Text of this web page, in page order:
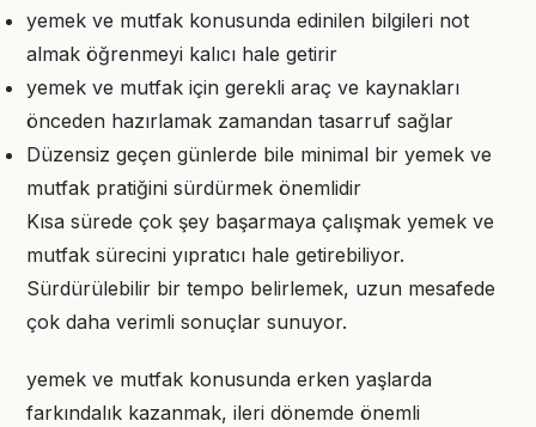
yemek ve mutfak konusunda edinilen bilgileri not
almak öğrenmeyi kalıcı hale getirir
yemek ve mutfak için gerekli araç ve kaynakları
önceden hazırlamak zamandan tasarruf sağlar
Düzensiz geçen günlerde bile minimal bir yemek ve
mutfak pratiğini sürdürmek önemlidir
Kısa sürede çok şey başarmaya çalışmak yemek ve
mutfak sürecini yıpratıcı hale getirebiliyor.
Sürdürülebilir bir tempo belirlemek, uzun mesafede
çok daha verimli sonuçlar sunuyor.
yemek ve mutfak konusunda erken yaşlarda
farkındalık kazanmak, ileri dönemde önemli